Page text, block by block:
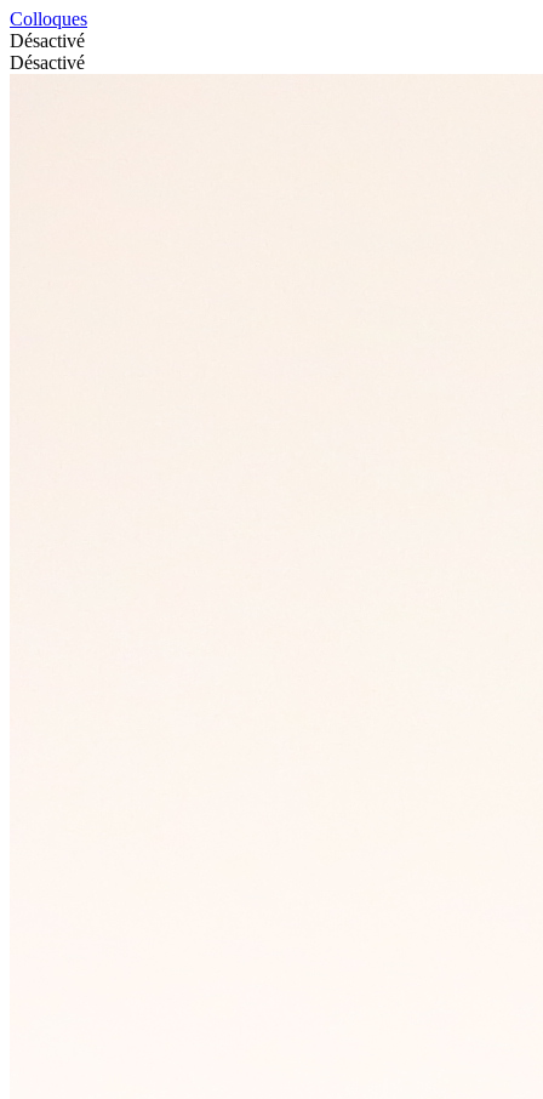
Colloques
Désactivé
Désactivé